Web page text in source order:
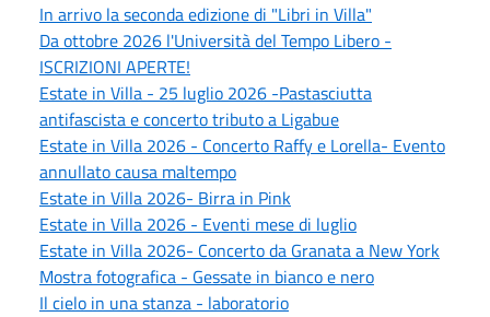
In arrivo la seconda edizione di "Libri in Villa"
Da ottobre 2026 l'Università del Tempo Libero -
ISCRIZIONI APERTE!
Estate in Villa - 25 luglio 2026 -Pastasciutta
antifascista e concerto tributo a Ligabue
Estate in Villa 2026 - Concerto Raffy e Lorella- Evento
annullato causa maltempo
Estate in Villa 2026- Birra in Pink
Estate in Villa 2026 - Eventi mese di luglio
Estate in Villa 2026- Concerto da Granata a New York
Mostra fotografica - Gessate in bianco e nero
Il cielo in una stanza - laboratorio